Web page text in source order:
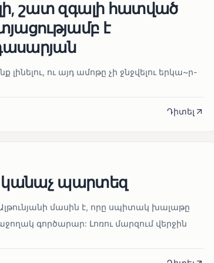
շատ զգալի հատված
է
ու այդ ամոթը չի ջնջվելու երկա~ր-
Դիտել
պարտեզ
մասին է, որը սպիտակ խալաթը
գործարար: Լոռու մարզում վերջին